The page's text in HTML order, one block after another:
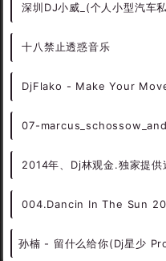
深圳DJ小威_(个人小型汽车
十八禁止透惑音乐